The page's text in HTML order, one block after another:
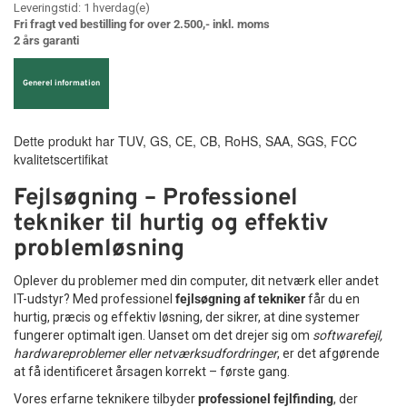
Leveringstid: 1 hverdag(e)
Fri fragt ved bestilling for over 2.500,- inkl. moms
2 års garanti
Generel information
Dette produkt har TUV, GS, CE, CB, RoHS, SAA, SGS, FCC
kvalitetscertifikat
Fejlsøgning – Professionel
tekniker til hurtig og effektiv
problemløsning
Oplever du problemer med din computer, dit netværk eller andet
IT-udstyr? Med professionel fejlsøgning af teknikerfår du en
hurtig, præcis og effektiv løsning, der sikrer, at dine systemer
fungerer optimalt igen. Uanset om det drejer sig om softwarefejl,
hardwareproblemer eller netværksudfordringer, er det afgørende
at få identificeret årsagen korrekt – første gang.
Vores erfarne teknikere tilbyderprofessionel fejlfinding, der